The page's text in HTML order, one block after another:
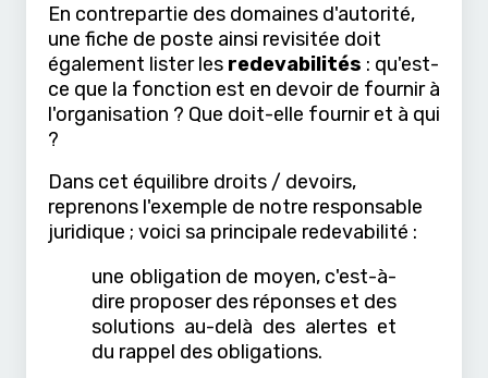
En contrepartie des domaines d'autorité,
une fiche de poste ainsi revisitée doit
également lister les redevabilités : qu'est-
ce que la fonction est en devoir de fournir à
l'organisation ? Que doit-elle fournir et à qui
?
Dans cet équilibre droits / devoirs,
reprenons l'exemple de notre responsable
juridique ; voici sa principale redevabilité :
une obligation de moyen, c'est-à-
dire proposer des réponses et des
solutions au-delà des alertes et
du rappel des obligations.